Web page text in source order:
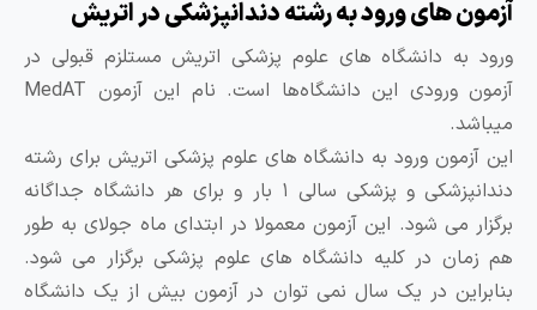
های ورود به رشته دندانپزشکی در اتریش
به دانشگاه‌ های علوم ‌پزشکی اتریش مستلزم قبولی در
آزمون ورودی این دانشگاه‌ها است. نام این آزمون MedAT
آزمون ورود به دانشگاه‌ های علوم‌ پزشکی اتریش برای رشته
دندانپزشکی و پزشکی سالی ۱ بار و برای هر دانشگاه جداگانه
می ‌شود. این آزمون معمولا در ابتدای ماه جولای به طور
زمان در کلیه دانشگاه ‌های علوم‌ پزشکی برگزار می ‌شود.
در یک سال نمی ‌توان در آزمون بیش از یک دانشگاه